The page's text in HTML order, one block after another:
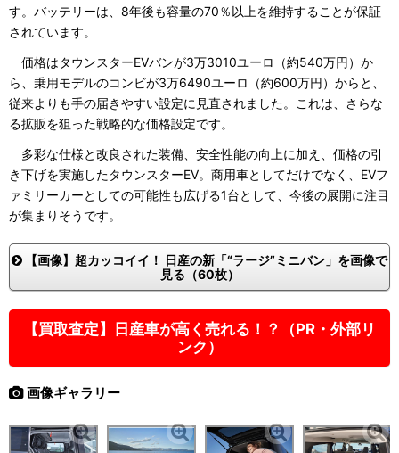
す。バッテリーは、8年後も容量の70％以上を維持することが保証
されています。
価格はタウンスターEVバンが3万3010ユーロ（約540万円）か
ら、乗用モデルのコンビが3万6490ユーロ（約600万円）からと、
従来よりも手の届きやすい設定に見直されました。これは、さらな
る拡販を狙った戦略的な価格設定です。
多彩な仕様と改良された装備、安全性能の向上に加え、価格の引
き下げを実施したタウンスターEV。商用車としてだけでなく、EVフ
ァミリーカーとしての可能性も広げる1台として、今後の展開に注目
が集まりそうです。
【画像】超カッコイイ！ 日産の新「“ラージ”ミニバン」を画像で
見る（60枚）
【買取査定】日産車が高く売れる！？（PR・外部リ
ンク）
画像ギャラリー